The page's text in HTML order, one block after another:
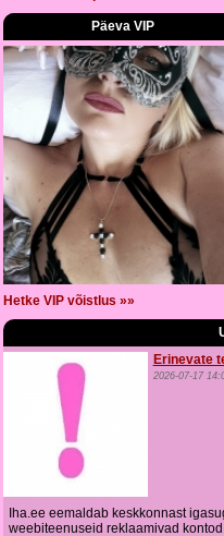
Päeva VIP
Hetke VIP võistlus »»
Erinevate
2026-07-17
Iha.ee eemaldab keskkonnast
weebiteenuseid reklaamivad